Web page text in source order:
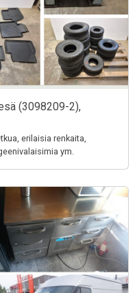
(3098209-2),
erilaisia renkaita,
ym.